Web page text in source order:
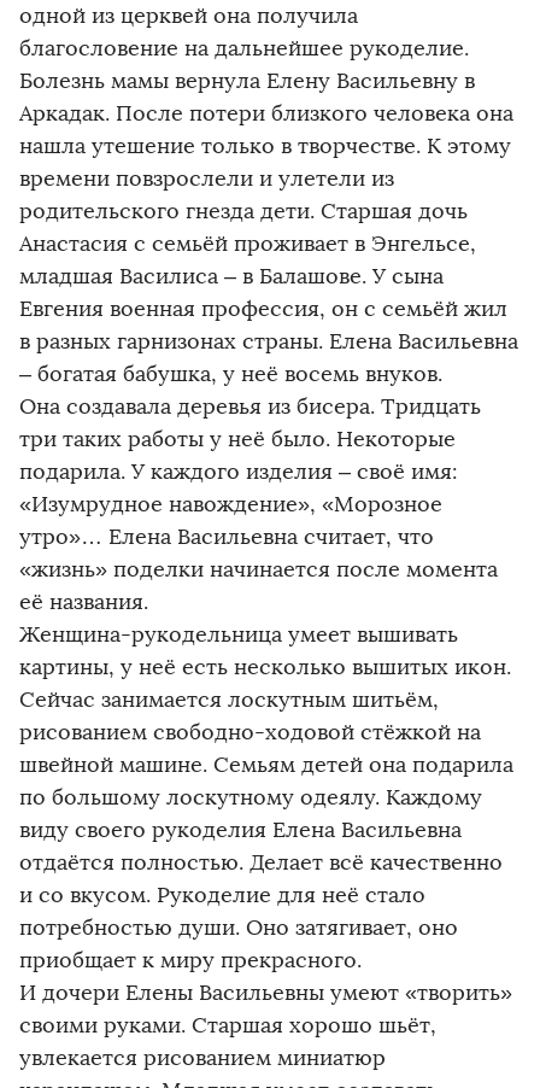
одной из церквей она получила
благословение на дальнейшее рукоделие.
Болезнь мамы вернула Елену Васильевну в
Аркадак. После потери близкого человека она
нашла утешение только в творчестве. К этому
времени повзрослели и улетели из
родительского гнезда дети. Старшая дочь
Анастасия с семьёй проживает в Энгельсе,
младшая Василиса – в Балашове. У сына
Евгения военная профессия, он с семьёй жил
в разных гарнизонах страны. Елена Васильевна
– богатая бабушка, у неё восемь внуков.
Она создавала деревья из бисера. Тридцать
три таких работы у неё было. Некоторые
подарила. У каждого изделия – своё имя:
«Изумрудное навождение», «Морозное
утро»… Елена Васильевна считает, что
«жизнь» поделки начинается после момента
её названия.
Женщина-рукодельница умеет вышивать
картины, у неё есть несколько вышитых икон.
Сейчас занимается лоскутным шитьём,
рисованием свободно-ходовой стёжкой на
швейной машине. Семьям детей она подарила
по большому лоскутному одеялу. Каждому
виду своего рукоделия Елена Васильевна
отдаётся полностью. Делает всё качественно
и со вкусом. Рукоделие для неё стало
потребностью души. Оно затягивает, оно
приобщает к миру прекрасного.
И дочери Елены Васильевны умеют «творить»
своими руками. Старшая хорошо шьёт,
увлекается рисованием миниатюр